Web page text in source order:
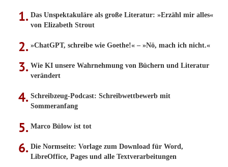
Das Unspektakuläre als große Literatur: »Erzähl mir alles«
von Elizabeth Strout
»ChatGPT, schreibe wie Goethe!« – »Nö, mach ich nicht.«
Wie KI unsere Wahrnehmung von Büchern und Literatur
verändert
Schreibzeug-Podcast: Schreibwettbewerb mit
Sommeranfang
Marco Bülow ist tot
Die Normseite: Vorlage zum Download für Word,
LibreOffice, Pages und alle Textverarbeitungen